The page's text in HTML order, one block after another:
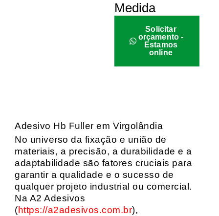
Medida
Solicitar
orçamento -
Estamos
online
Adesivo Hb Fuller em Virgolândia
No universo da fixação e união de
materiais, a precisão, a durabilidade e a
adaptabilidade são fatores cruciais para
garantir a qualidade e o sucesso de
qualquer projeto industrial ou comercial.
Na A2 Adesivos
(https://a2adesivos.com.br),